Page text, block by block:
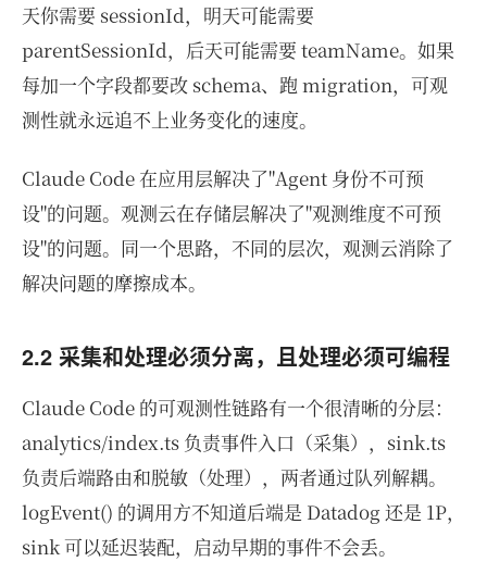
天你需要 sessionId，明天可能需要
parentSessionId，后天可能需要 teamName。如果
每加一个字段都要改 schema、跑 migration，可观
测性就永远追不上业务变化的速度。
Claude Code 在应用层解决了"Agent 身份不可预
设"的问题。观测云在存储层解决了"观测维度不可预
设"的问题。同一个思路，不同的层次，观测云消除了
解决问题的摩擦成本。
2.2 采集和处理必须分离，且处理必须可编程
Claude Code 的可观测性链路有一个很清晰的分层：
analytics/index.ts 负责事件入口（采集），sink.ts
负责后端路由和脱敏（处理），两者通过队列解耦。
logEvent() 的调用方不知道后端是 Datadog 还是 1P，
sink 可以延迟装配，启动早期的事件不会丢。